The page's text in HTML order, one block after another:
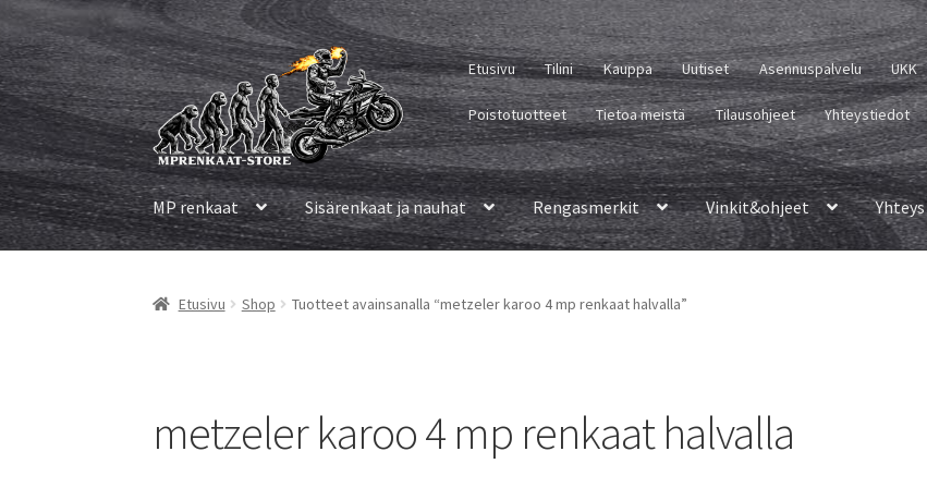
Siirry
navigointiin
Siirry
sisältöön
Etusivu Tilini Kauppa Uutiset Asennuspalvelu UKK
Poistotuotteet Tietoa meistä Tilausohjeet Yhteystiedot
MP renkaat Sisärenkaat ja nauhat Rengasmerkit Vinkit&ohjeet Yhteys
Etusivu Shop Tuotteet avainsanalla “metzeler karoo 4 mp renkaat halvalla”
metzeler karoo 4 mp renkaat halvalla